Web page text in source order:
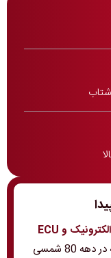
قطعات الکترونیک و ECU
و همچنین ابزار و تجهیزات مربوطه در دهه 80 شمسی